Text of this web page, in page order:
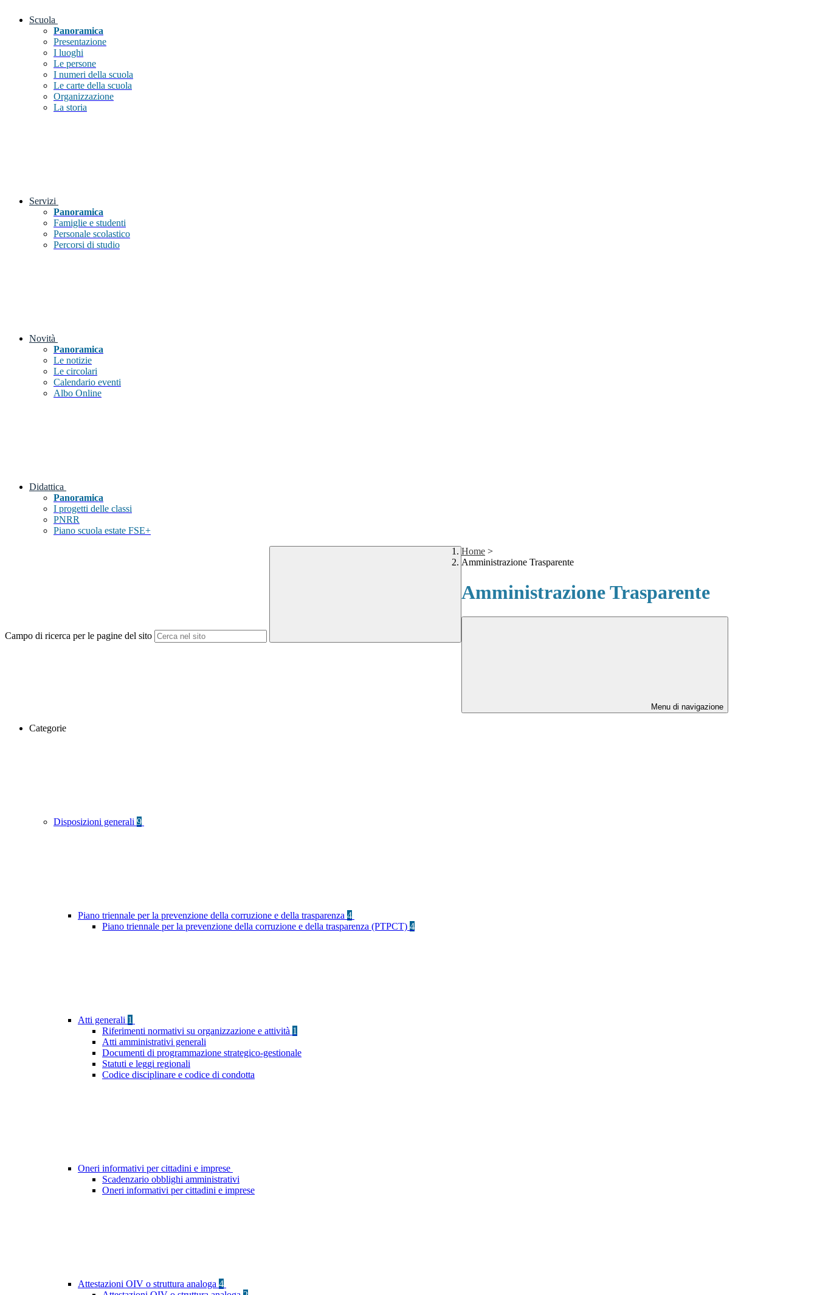
Scuola
Panoramica
Presentazione
I luoghi
Le persone
I numeri della scuola
Le carte della scuola
Organizzazione
La storia
Servizi
Panoramica
Famiglie e studenti
Personale scolastico
Percorsi di studio
Novità
Panoramica
Le notizie
Le circolari
Calendario eventi
Albo Online
Didattica
Panoramica
I progetti delle classi
PNRR
Piano scuola estate FSE+
Campo di ricerca per le pagine del sito
Home >
Amministrazione Trasparente
Amministrazione Trasparente
Menu di navigazione
Categorie
Disposizioni generali 9
Piano triennale per la prevenzione della corruzione e della trasparenza 4
Piano triennale per la prevenzione della corruzione e della trasparenza (PTPCT) 4
Atti generali 1
Riferimenti normativi su organizzazione e attività 1
Atti amministrativi generali
Documenti di programmazione strategico-gestionale
Statuti e leggi regionali
Codice disciplinare e codice di condotta
Oneri informativi per cittadini e imprese
Scadenzario obblighi amministrativi
Oneri informativi per cittadini e imprese
Attestazioni OIV o struttura analoga 4